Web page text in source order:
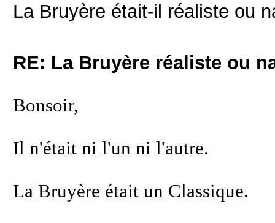
La Bruyère était-il réaliste ou
RE: La Bruyère réaliste ou
Bonsoir,
Il n'était ni l'un ni l'autre.
La Bruyère était un Classique.